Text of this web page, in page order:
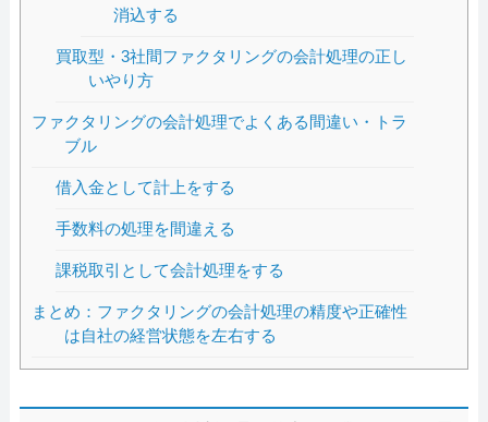
消込する
買取型・3社間ファクタリングの会計処理の正し
いやり方
ファクタリングの会計処理でよくある間違い・トラ
ブル
借入金として計上をする
手数料の処理を間違える
課税取引として会計処理をする
まとめ：ファクタリングの会計処理の精度や正確性
は自社の経営状態を左右する